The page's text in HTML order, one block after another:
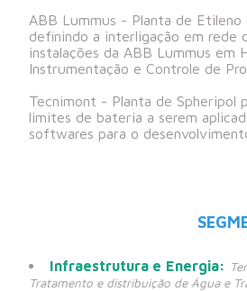
ABB Lummus - Planta de
definindo a interligação em rede
instalações da ABB Lummus
Instrumentação e Controle de
Tecnimont - Planta de Spheripol
limites de bateria a serem
softwares para o
Infraestrutura e Energia:
Tratamento e distribuição de Água e